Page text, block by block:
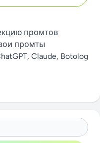
промтов
промты
Claude, Botolog